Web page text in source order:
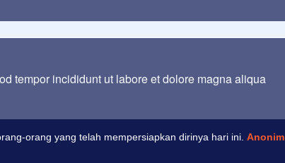
tempor incididunt ut labore et dolore magna aliqua
orang yang telah mempersiapkan dirinya hari ini. Anonim